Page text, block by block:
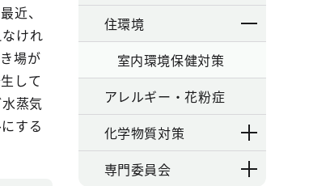
近、
けれ
場が
して
蒸気
する
住環境
室内環境保健対策
アレルギー・花粉症
化学物質対策
専門委員会